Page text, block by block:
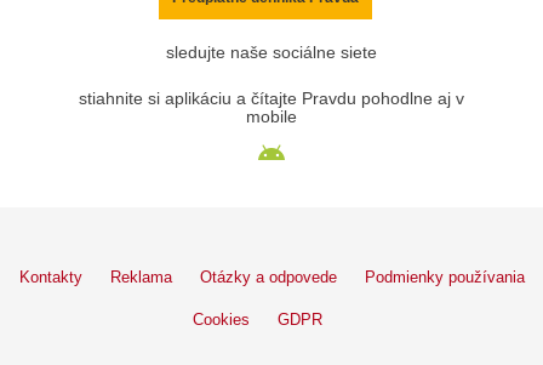
sledujte naše sociálne siete
stiahnite si aplikáciu a čítajte Pravdu pohodlne aj v
mobile
Kontakty Reklama Otázky a odpovede Podmienky používania
Cookies GDPR